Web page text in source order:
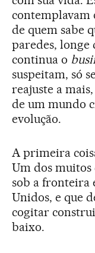
contemplavam
de quem sabe
paredes, longe
continua o
suspeitam, só
reajuste a
de um mundo
evolução.
A primeira
Um dos
sob a fronteira
Unidos, e que
cogitar
baixo.